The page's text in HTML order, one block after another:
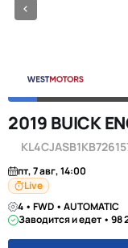
2019 BUICK
пт, 7 авг, 14:00
Live
4 • FWD • AUTOMATIC
Заводится и едет • 98